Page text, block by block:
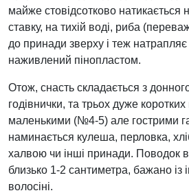
майже стовідсотково
ставку, на тихій воді, риба
до принади зверху i теж натрапляє
наживлений пінопластом.
Отож, снасть складається з
годівнички, та трьох дуже коротких
маленькими (№4-5) але гострими
наминається кулеша, перловка,
халвою чи інші принади. Поводок
близько 1-2 сантиметра, бажано із
волосіні.